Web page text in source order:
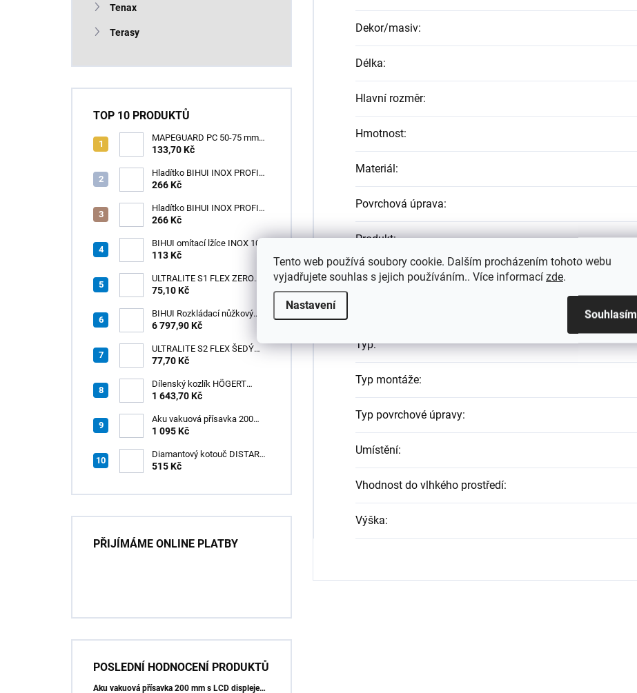
Tento web používá soubory cookie. Dalším procházením tohoto webu
vyjadřujete souhlas s jejich používáním.. Více informací zde.
Nastavení
Souhlasím
Tenax
Terasy
TOP 10 PRODUKTŮ
MAPEGUARD PC 50-75 mm
(1box=25ks) /1ks
133,70 Kč
Hladítko BIHUI INOX PROFI
280 x 120 mm zub 12mm -
266 Kč
Hladítko BIHUI INOX PROFI
280 x 120 mm zub 3,2mm -
266 Kč
BIHUI omítací lžíce INOX 100
× 110 mm – měkká
113 Kč
ULTRALITE S1 FLEX ZERO
BÍLÝ NOVINKA/15kg
75,10 Kč
BIHUI Rozkládací nůžkový
pracovní stůl 221×113×73 cm
6 797,90 Kč
ULTRALITE S2 FLEX ŠEDÝ
/15kg
77,70 Kč
Dílenský kozlík HÖGERT
HT7G551
1 643,70 Kč
Aku vakuová přísavka 200
mm s LCD displejem (150 kg)
1 095 Kč
Diamantový kotouč DISTAR
GREEN CUT
515 Kč
PŘIJÍMÁME ONLINE PLATBY
POSLEDNÍ HODNOCENÍ PRODUKTŮ
Aku vakuová přísavka 200 mm s LCD displejem (150 kg) - HÖGERT HT3B355
Dekor/masiv:
Délka:
Hlavní rozměr:
Hmotnost:
Materiál:
Povrchová úprava:
Produkt:
Šířka:
Typ:
Typ montáže:
Typ povrchové úpravy:
Umístění:
Vhodnost do vlhkého prostředí:
Výška: